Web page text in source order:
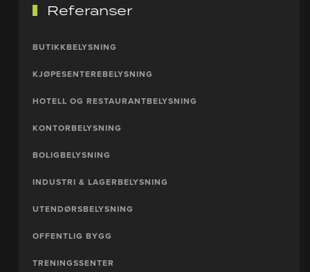
Referanser
BUTIKKBELYSNING
KJØPESENTEREBELYSNING
HOTELL OG RESTAURANTBELYSNING
KONTORBELYSNING
BOLIGBELYSNING
INDUSTRI & LAGERBELYSNING
UTENDØRSBELYSNING
OFFENTLIG BYGG
TRENINGSSENTER